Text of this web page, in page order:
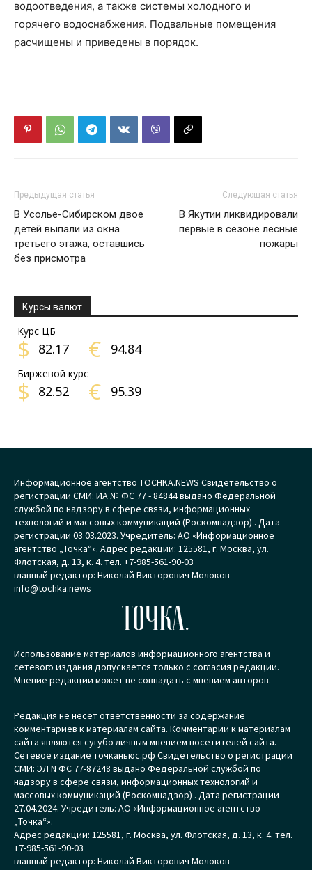
водоотведения, а также системы холодного и
горячего водоснабжения. Подвальные помещения
расчищены и приведены в порядок.
Предыдущая статья
В Усолье-Сибирском двое
детей выпали из окна
третьего этажа, оставшись
без присмотра
Следующая статья
В Якутии ликвидировали
первые в сезоне лесные
пожары
Курсы валют
Курс ЦБ
$ 82.17 € 94.84
Биржевой курс
$ 82.52 € 95.39
Информационное агентство TOCHKA.NEWS Свидетельство о
регистрации СМИ: ИА № ФС 77 - 84844 выдано Федеральной
службой по надзору в сфере связи, информационных
технологий и массовых коммуникаций (Роскомнадзор) . Дата
регистрации 03.03.2023. Учредитель: АО «Информационное
агентство „Точка“». Адрес редакции: 125581, г. Москва, ул.
Флотская, д. 13, к. 4. тел. +7-985-561-90-03
главный редактор: Николай Викторович Молоков
info@tochka.news
ТОЧКА.
Использование материалов информационного агентства и
сетевого издания допускается только с согласия редакции.
Мнение редакции может не совпадать с мнением авторов.
Редакция не несет ответственности за содержание
комментариев к материалам сайта. Комментарии к материалам
сайта являются сугубо личным мнением посетителей сайта.
Сетевое издание точканьюс.рф Свидетельство о регистрации
СМИ: ЭЛ N ФС 77-87248 выдано Федеральной службой по
надзору в сфере связи, информационных технологий и
массовых коммуникаций (Роскомнадзор) . Дата регистрации
27.04.2024. Учредитель: АО «Информационное агентство
„Точка“».
Адрес редакции: 125581, г. Москва, ул. Флотская, д. 13, к. 4. тел.
+7-985-561-90-03
главный редактор: Николай Викторович Молоков